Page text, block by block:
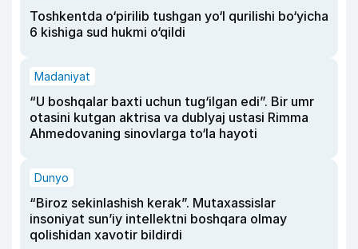
Toshkentda o‘pirilib tushgan yo‘l qurilishi bo‘yicha
6 kishiga sud hukmi o‘qildi
Madaniyat
“U boshqalar baxti uchun tug‘ilgan edi”. Bir umr
otasini kutgan aktrisa va dublyaj ustasi Rimma
Ahmedovaning sinovlarga to‘la hayoti
Dunyo
“Biroz sekinlashish kerak”. Mutaxassislar
insoniyat sun’iy intellektni boshqara olmay
qolishidan xavotir bildirdi